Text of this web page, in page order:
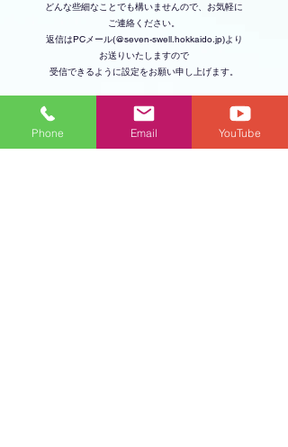
どんな些細なことでも構いませんので、お気軽に
ご連絡ください。
返信はPCメール(@seven-swell.hokkaido.jp)より
お送りいたしますので
​受信できるように設定をお願い申し上げます。
Phone Email YouTube